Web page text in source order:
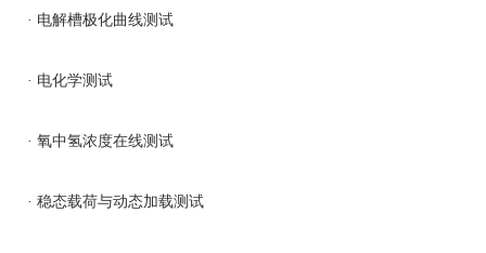
· 电解槽极化曲线测试
· 电化学测试
· 氧中氢浓度在线测试
· 稳态载荷与动态加载测试